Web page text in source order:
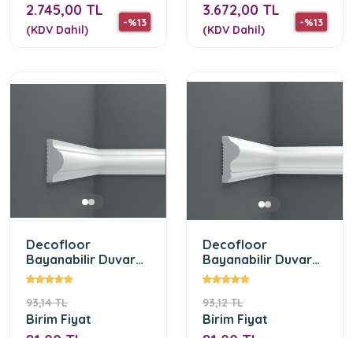
-%13
2.745,00 TL
(KDV Dahil)
-%13
3.672,00 TL
(KDV Dahil)
Decofloor
Bayanabilir Duvar
Çıtası 4 cm (DF-
93,14 TL
Birim Fiyat
Decofloor
Bayanabilir Duvar
Çıtası 4 cm (DF-
93,12 TL
Birim Fiyat